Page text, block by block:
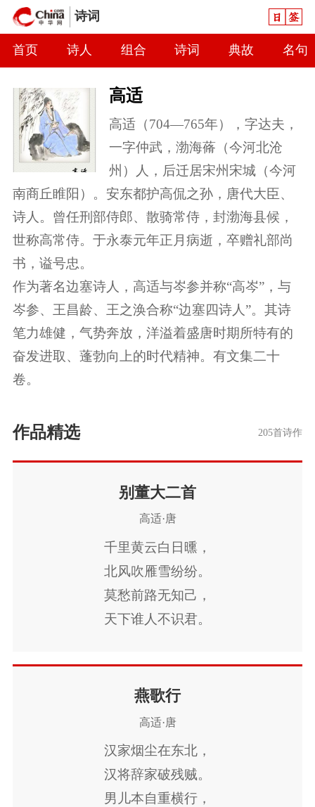
诗词
首页 诗人 组合 诗词 典故 名句
高适
高适（704—765年），字达夫，
一字仲武，渤海蓨（今河北沧
州）人，后迁居宋州宋城（今河
南商丘睢阳）。安东都护高侃之孙，唐代大臣、
诗人。曾任刑部侍郎、散骑常侍，封渤海县候，
世称高常侍。于永泰元年正月病逝，卒赠礼部尚
书，谥号忠。
作为著名边塞诗人，高适与岑参并称“高岑”，与
岑参、王昌龄、王之涣合称“边塞四诗人”。其诗
笔力雄健，气势奔放，洋溢着盛唐时期所特有的
奋发进取、蓬勃向上的时代精神。有文集二十
卷。
作品精选 205首诗作
别董大二首
高适·唐
千里黄云白日曛，
北风吹雁雪纷纷。
莫愁前路无知己，
天下谁人不识君。
一离京洛十馀年。
丈夫贫践应未足，
今日相逢无酒钱。
燕歌行
高适·唐
汉家烟尘在东北，
汉将辞家破残贼。
男儿本自重横行，